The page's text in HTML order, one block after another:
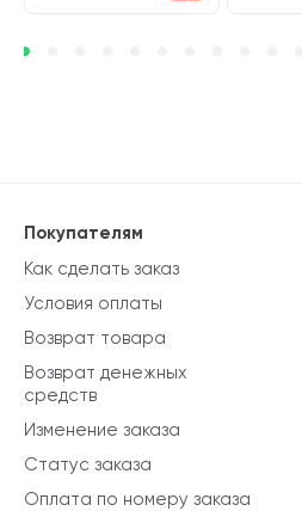
Покупателям
Как сделать заказ
Условия оплаты
Возврат товара
Возврат денежных
средств
Изменение заказа
Статус заказа
Оплата по номеру заказа